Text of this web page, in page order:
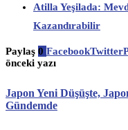
Atilla Yeşilada:
Kazandırabilir
Paylaş 0 FacebookTwitter
önceki yazı
Japon Yeni Düşüşte,
Gündemde